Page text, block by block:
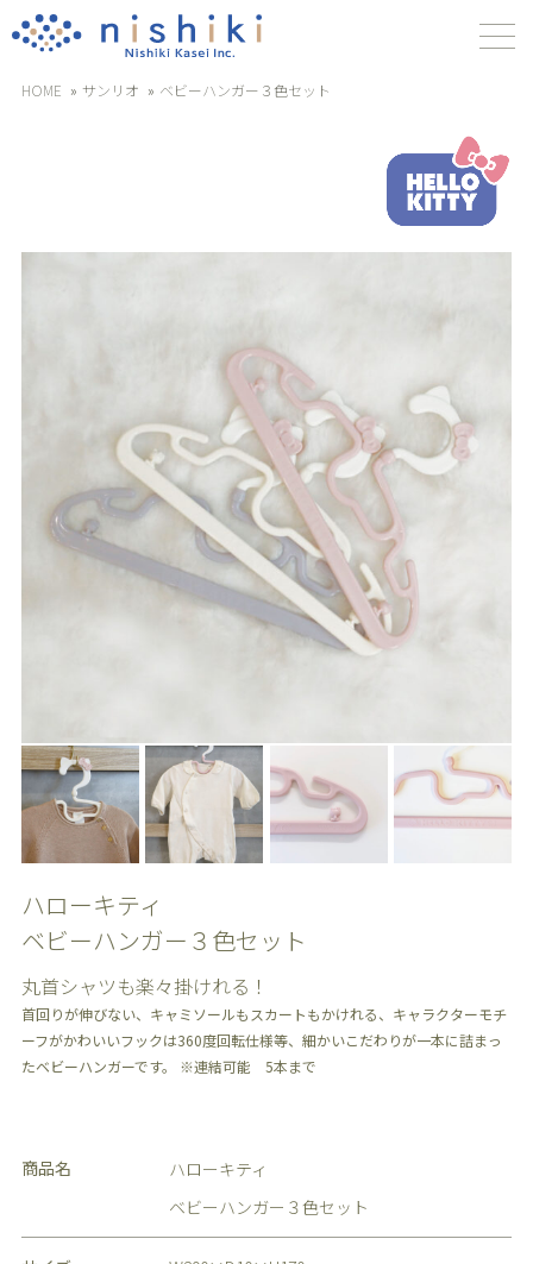
HOME サンリオ ベビーハンガー３色セット
ハローキティ
ベビーハンガー３色セット
丸首シャツも楽々掛けれる！
首回りが伸びない、キャミソールもスカートもかけれる、キャラクターモチ
ーフがかわいいフックは360度回転仕様等、細かいこだわりが一本に詰まっ
たベビーハンガーです。 ※連結可能 5本まで
商品名
ハローキティ
ベビーハンガー３色セット